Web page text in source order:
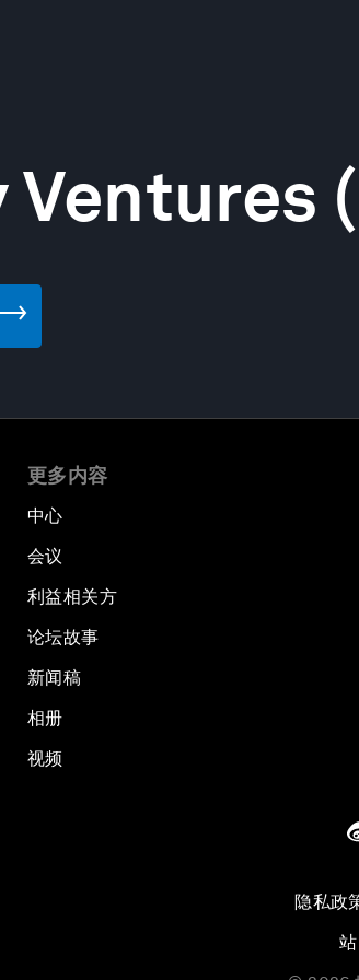
更多内容
中心
会议
利益相关方
论坛故事
新闻稿
相册
视频
隐私政